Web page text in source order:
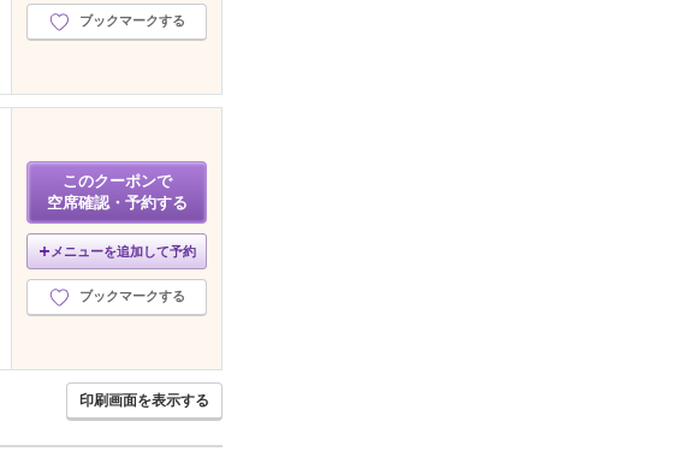
ブックマークする
このクーポンで
空席確認・予約する
メニューを追加して予約
ブックマークする
印刷画面を表示する